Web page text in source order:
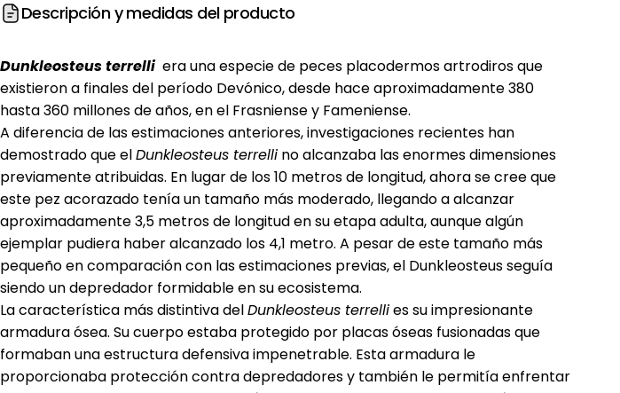
Descripción y medidas del producto
Dunkleosteus terrelli era una especie de peces placodermos artrodiros​ que
existieron a finales del período Devónico, desde hace aproximadamente 380
hasta 360 millones de años, en el Frasniense y Fameniense.
A diferencia de las estimaciones anteriores, investigaciones recientes han
demostrado que elDunkleosteus terrelli no alcanzaba las enormes dimensiones
previamente atribuidas. En lugar de los 10 metros de longitud, ahora se cree que
este pez acorazado tenía un tamaño más moderado, llegando a alcanzar
aproximadamente 3,5 metros de longitud en su etapa adulta, aunque algún
ejemplar pudiera haber alcanzado los 4,1 metro. A pesar de este tamaño más
pequeño en comparación con las estimaciones previas, el Dunkleosteus seguía
siendo un depredador formidable en su ecosistema.
La característica más distintiva delDunkleosteus terrellies su impresionante
armadura ósea. Su cuerpo estaba protegido por placas óseas fusionadas que
formaban una estructura defensiva impenetrable. Esta armadura le
proporcionaba protección contra depredadores y también le permitía enfrentar